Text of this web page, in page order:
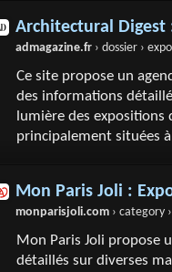
Architectural Digest
admagazine.fr › dossier ›
Ce site propose un
des informations
lumière des
principalement situées à
Mon Paris Joli :
monparisjoli.com › category › culture ›
Mon Paris Joli propose
détaillés sur diverses